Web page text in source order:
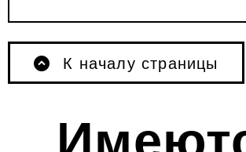
К началу страницы